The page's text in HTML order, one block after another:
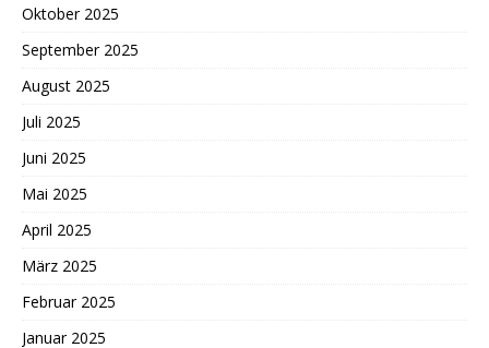
Oktober 2025
September 2025
August 2025
Juli 2025
Juni 2025
Mai 2025
April 2025
März 2025
Februar 2025
Januar 2025